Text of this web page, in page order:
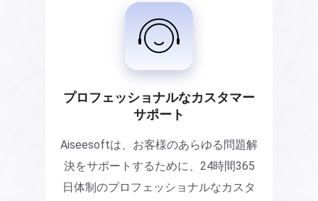
プロフェッショナルなカスタマー
サポート
Aiseesoftは、お客様のあらゆる問題解
決をサポートするために、24時間365
日体制のプロフェッショナルなカスタ